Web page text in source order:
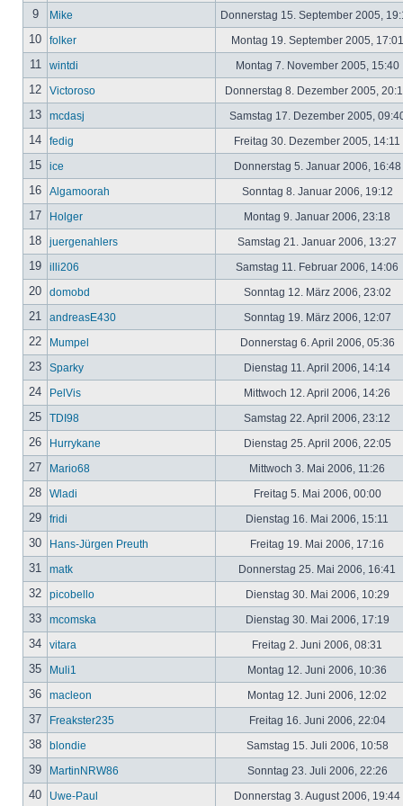
9 Mike Donnerstag 15. September 2005,
10 folker Montag 19. September 2005,
11 wintdi Montag 7. November 2005, 15:40
12 Victoroso Donnerstag 8. Dezember 2005,
13 mcdasj Samstag 17. Dezember 2005,
14 fedig Freitag 30. Dezember 2005, 14:11
15 ice Donnerstag 5. Januar 2006, 16:48
16 Algamoorah Sonntag 8. Januar 2006, 19:12
17 Holger Montag 9. Januar 2006, 23:18
18 juergenahlers Samstag 21. Januar 2006, 13:27
19 illi206 Samstag 11. Februar 2006, 14:06
20 domobd Sonntag 12. März 2006, 23:02
21 andreasE430 Sonntag 19. März 2006, 12:07
22 Mumpel Donnerstag 6. April 2006, 05:36
23 Sparky Dienstag 11. April 2006, 14:14
24 PelVis Mittwoch 12. April 2006, 14:26
25 TDI98 Samstag 22. April 2006, 23:12
26 Hurrykane Dienstag 25. April 2006, 22:05
27 Mario68 Mittwoch 3. Mai 2006, 11:26
28 Wladi Freitag 5. Mai 2006, 00:00
29 fridi Dienstag 16. Mai 2006, 15:11
30 Hans-Jürgen Preuth Freitag 19. Mai 2006, 17:16
31 matk Donnerstag 25. Mai 2006, 16:41
32 picobello Dienstag 30. Mai 2006, 10:29
33 mcomska Dienstag 30. Mai 2006, 17:19
34 vitara Freitag 2. Juni 2006, 08:31
35 Muli1 Montag 12. Juni 2006, 10:36
36 macleon Montag 12. Juni 2006, 12:02
37 Freakster235 Freitag 16. Juni 2006, 22:04
38 blondie Samstag 15. Juli 2006, 10:58
39 MartinNRW86 Sonntag 23. Juli 2006, 22:26
40 Uwe-Paul Donnerstag 3. August 2006, 19:44